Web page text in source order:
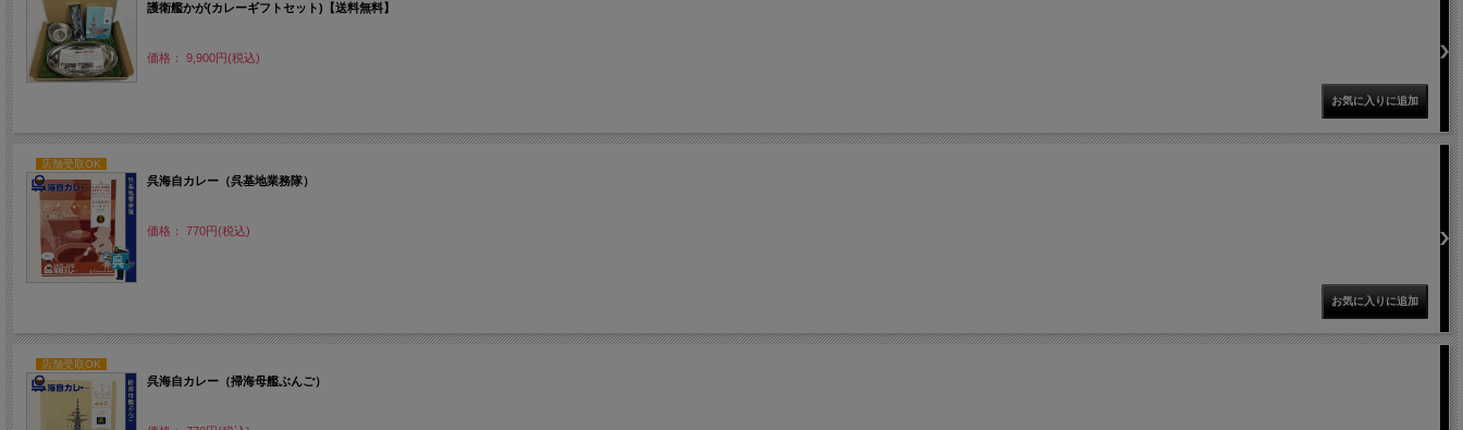
護衛艦かが(カレーギフトセット)【送料無料】
価格： 9,900円(税込)
店舗受取OK
呉海自カレー（呉基地業務隊）
価格： 770円(税込)
店舗受取OK
呉海自カレー（掃海母艦ぶんご）